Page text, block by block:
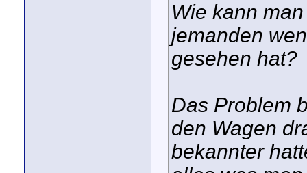
Wie kann
jemanden
gesehen hat?
Das Problem
den Wagen
bekannter